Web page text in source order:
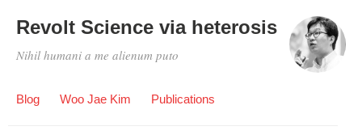
Revolt Science via heterosis
Nihil humani a me alienum puto
Blog Woo Jae Kim Publications